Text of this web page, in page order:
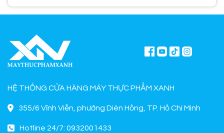
HỆ THỐNG CỬA HÀNG MÁY THỰC PHẨM XANH
355/6 Vĩnh Viễn, phường Diên Hồng, TP. Hồ Chí Minh
Hotline 24/7: 0932001433